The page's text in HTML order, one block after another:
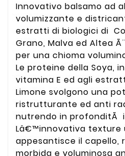
Innovativo balsamo ad
volumizzante e
estratti di biologici di
Grano, Malva ed Altea
per una chioma
Le proteine della Soya,
vitamina E ed agli
Limone svolgono una
ristrutturante ed anti
nutrendo in profonditÃ
Lâ€™innovativa texture
appesantisce il capello,
morbida e voluminosa